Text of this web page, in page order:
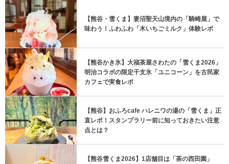
【熊谷・雪くま】妻沼聖天山境内の「騎崎屋」で
味わう！ふわふわ「木いちごミルク」体験レポ
【熊谷かき氷】大福茶屋さわたの「雪くま2026」
明治コラボの限定干支氷「ユニコーン」を古民家
カフェで実食レポ
【熊谷】おふろcafe ハレニワの湯の「雪くま」正
直レポ！スタンプラリー前に知っておきたい注意
点とは？
【熊谷雪くま2026】1店舗目は「茶の西田園」